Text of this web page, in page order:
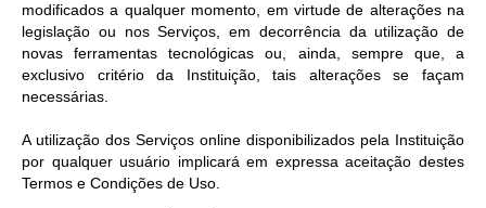
modificados a qualquer momento, em virtude de alterações na
legislação ou nos Serviços, em decorrência da utilização de
novas ferramentas tecnológicas ou, ainda, sempre que, a
exclusivo critério da Instituição, tais alterações se façam
necessárias.
A utilização dos Serviços online disponibilizados pela Instituição
por qualquer usuário implicará em expressa aceitação destes
Termos e Condições de Uso.